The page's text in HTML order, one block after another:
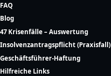
FAQ
Blog
47 Krisenfälle – Auswertung
Insolvenzantragspflicht (Praxisfall)
Geschäftsführer-Haftung
Hilfreiche Links